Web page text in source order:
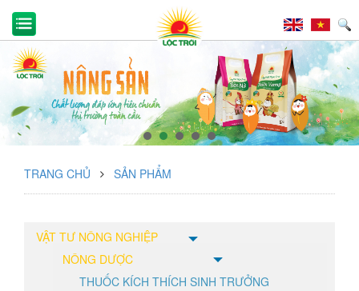
TRANG CHỦ SẢN PHẨM
VẬT TƯ NÔNG NGHIỆP
NÔNG DƯỢC
THUỐC KÍCH THÍCH SINH TRƯỞNG